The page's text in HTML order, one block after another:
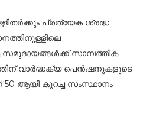
പ്രത്യേക ശ്രദ്ധ
സമുദായങ്ങള്‍ക്ക്‌ സാമ്പത്തിക
വാര്‍ദ്ധക്യ പെന്‍ഷനുകളുടെ
50 ആയി കുറച്ച സംസ്ഥാനം